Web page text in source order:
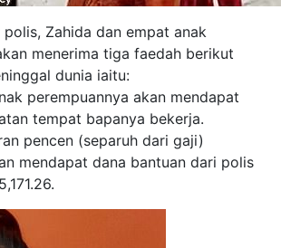
Zahida dan empat anak
menerima tiga faedah berikut
dunia iaitu:
perempuannya akan mendapat
tempat bapanya bekerja.
pencen (separuh dari gaji)
mendapat dana bantuan dari polis